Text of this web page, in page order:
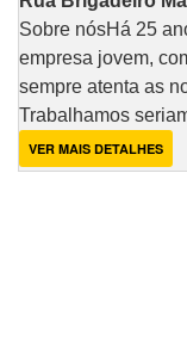
Sobre nós​​​​​​​ Há 25
empresa jovem,
sempre atenta as
Trabalhamos
VER MAIS DETALHES